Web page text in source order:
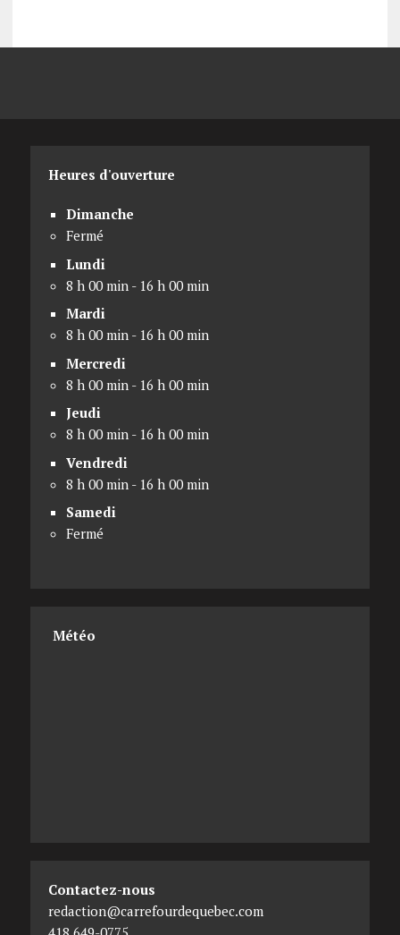
Heures d'ouverture
Dimanche
Fermé
Lundi
8 h 00 min - 16 h 00 min
Mardi
8 h 00 min - 16 h 00 min
Mercredi
8 h 00 min - 16 h 00 min
Jeudi
8 h 00 min - 16 h 00 min
Vendredi
8 h 00 min - 16 h 00 min
Samedi
Fermé
Météo
Contactez-nous
redaction@carrefourdequebec.com